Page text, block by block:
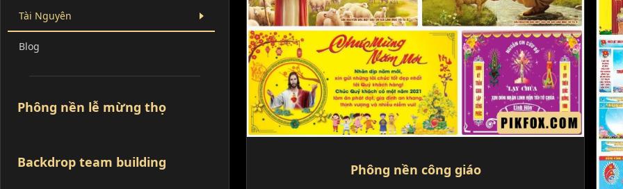
Tài Nguyên
Blog
Phông nền lễ mừng thọ
Backdrop team building Phông nền công giáo